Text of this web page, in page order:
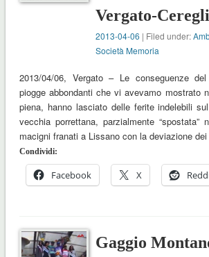
Vergato-
2013-04-06 | Filed under:
Società Memoria
2013/04/06, Vergato – Le conseguenze
piogge abbondanti che vi avevamo mostrato
piena, hanno lasciato delle ferite indelebili
vecchia porrettana, parzialmente
macigni franati a Lissano con la deviazione
Condividi:
Facebook X
Gaggio